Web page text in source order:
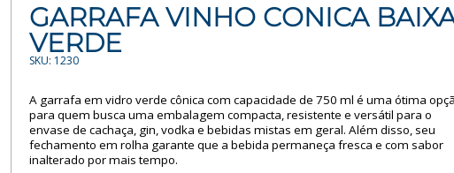
GARRAFA VINHO CONICA
VERDE
SKU: 1230
A garrafa em vidro verde cônica com capacidade de 750 ml é uma ótima
para quem busca uma embalagem compacta, resistente e versátil para o
envase de cachaça, gin, vodka e bebidas mistas em geral. Além disso, seu
fechamento em rolha garante que a bebida permaneça fresca e com sabor
inalterado por mais tempo.